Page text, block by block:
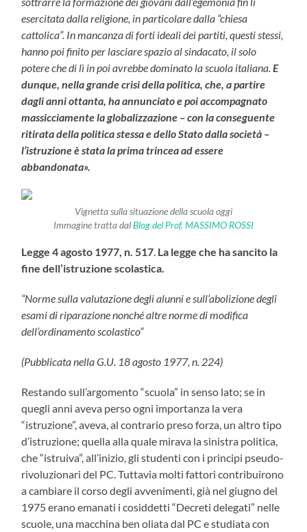
esercitata dalla religione, in particolare dalla “chiesa
cattolica”. In mancanza di forti ideali dei partiti, questi stessi,
hanno poi finito per lasciare spazio al sindacato, il solo
potere che di lì in poi avrebbe dominato la scuola italiana.E
dunque, nella grande crisi della politica, che, a partire
dagli anni ottanta, ha annunciato e poi accompagnato
massicciamente la globalizzazione – con la conseguente
ritirata della politica stessa e dello Stato dalla società –
l’istruzione è stata la prima trincea ad essere
abbandonata».
Vignetta sulla situazione della scuola oggi
Immagine tratta dalBlog del Prof. MASSIMO ROSSI
Legge 4 agosto 1977, n. 517. La legge che ha sancito la
fine dell’istruzione scolastica.
“Norme sulla valutazione degli alunni e sull’abolizione degli
esami di riparazione nonché altre norme di modifica
dell’ordinamento scolastico”
(Pubblicata nella G.U. 18 agosto 1977, n. 224)
Restando sull’argomento “scuola” in senso lato; se in
quegli anni aveva perso ogni importanza la vera
“istruzione”, aveva, al contrario preso forza, un altro tipo
d’istruzione; quella alla quale mirava la sinistra politica,
che “istruiva”, all’inizio, gli studenti con i principi pseudo-
rivoluzionari del PC. Tuttavia molti fattori contribuirono
a cambiare il corso degli avvenimenti, già nel giugno del
1975 erano emanati i cosiddetti “Decreti delegati” nelle
scuole, una macchina ben oliata dal PC e studiata con